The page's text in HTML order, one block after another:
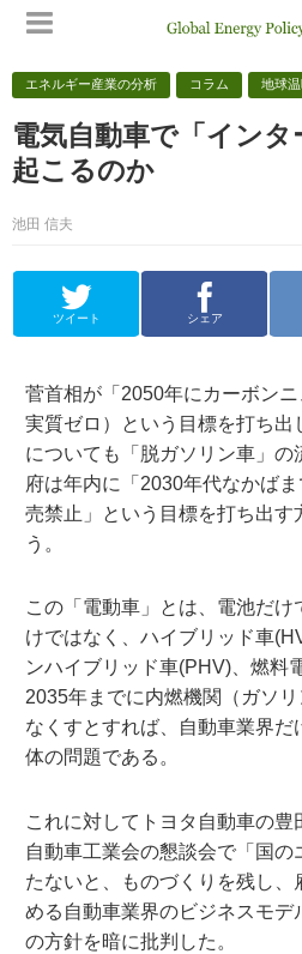
エネルギー産業の分析 コラム 地球
電気自動車で「イン
起こるのか
池田 信夫
ツイート シェア
菅首相が「2050年にカーボン
実質ゼロ）という目標を打ち出
についても「脱ガソリン車」の
府は年内に「2030年代なかばま
売禁止」という目標を打ち出す
う。
この「電動車」とは、電池だ
けではなく、ハイブリッド車
ンハイブリッド車(PHV)、燃料
2035年までに内燃機関（ガソ
なくすとすれば、自動車業界だ
体の問題である。
これに対してトヨタ自動車の
自動車工業会の懇談会で「国
たないと、ものづくりを残し、
める自動車業界のビジネスモデ
の方針を暗に批判した。